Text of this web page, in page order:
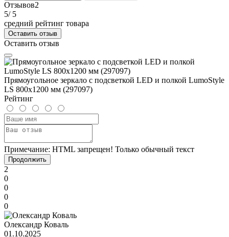
Отзывов2
5/ 5
средний рейтинг товара
Оставить отзыв
Оставить отзыв
Прямоугольное зеркало с подсветкой LED и полкой LumoStyle
LS 800x1200 мм (297097)
Рейтинг
Примечание: HTML запрещен! Только обычный текст
Продолжить
2
0
0
0
0
Олександр Коваль
01.10.2025